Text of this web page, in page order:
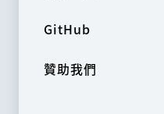
GitHub
贊助我們